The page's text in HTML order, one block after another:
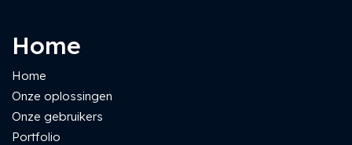
Home
Home
Onze oplossingen
Onze gebruikers
Portfolio